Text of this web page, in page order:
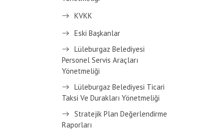
KVKK
Eski Başkanlar
Lüleburgaz Belediyesi
Personel Servis Araçları
Yönetmeliği
Lüleburgaz Belediyesi Ticari
Taksi Ve Durakları Yönetmeliği
Stratejik Plan Değerlendirme
Raporları